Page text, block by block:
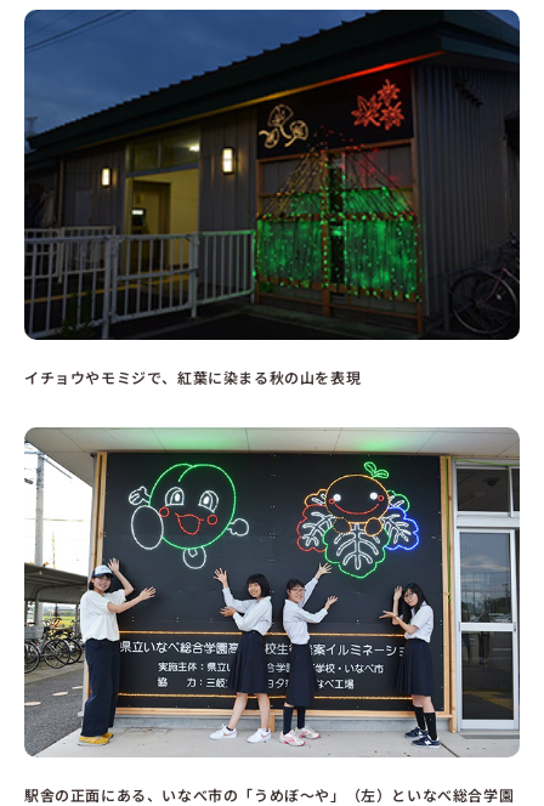
イチョウやモミジで、紅葉に染まる秋の山を表現
駅舎の正面にある、いなべ市の「うめぼ～や」（左）といなべ総合学園